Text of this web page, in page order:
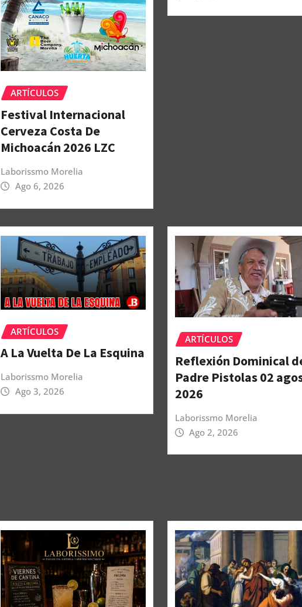
ARTÍCULOS
Festival Internacional
Cerveza Costa De
Michoacán 2026 LZC
Laborissmo Morelia
Ago 6, 2026
ARTÍCULOS
A La Vuelta De La Esquina
Laborissmo Morelia
Ago 3, 2026
ARTÍCULOS
Reflexión Dominical
Padre Pistolas 02
2026
Laborissmo Morelia
Ago 2, 2026